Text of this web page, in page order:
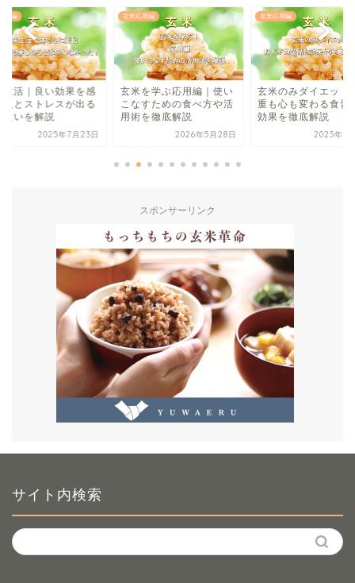
用編
生活｜良い効果を感
人とストレスが出る
違いを解説
2025年7月23日
玄米応用編
玄米を学ぶ応用編｜使い
こなすための食べ方や活
用術を徹底解説
2026年5月28日
玄米応用編
玄米のみダイエット
重も心も変わる食習
効果を徹底解説
2025年7
スポンサーリンク
サイト内検索